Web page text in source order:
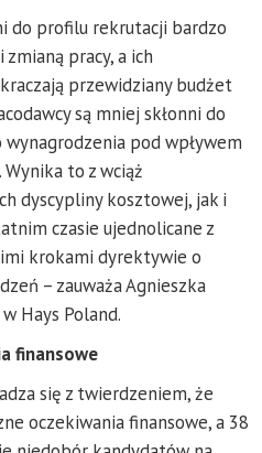
do profilu rekrutacji bardzo
pracy, a ich
przewidziany budżet
są mniej skłonni do
pod wpływem
to z wciąż
dyscypliny kosztowej, jak i
czasie ujednolicane z
krokami dyrektywie o
– zauważa Agnieszka
Hays Poland.
finansowe
się z twierdzeniem, że
oczekiwania finansowe, a 38